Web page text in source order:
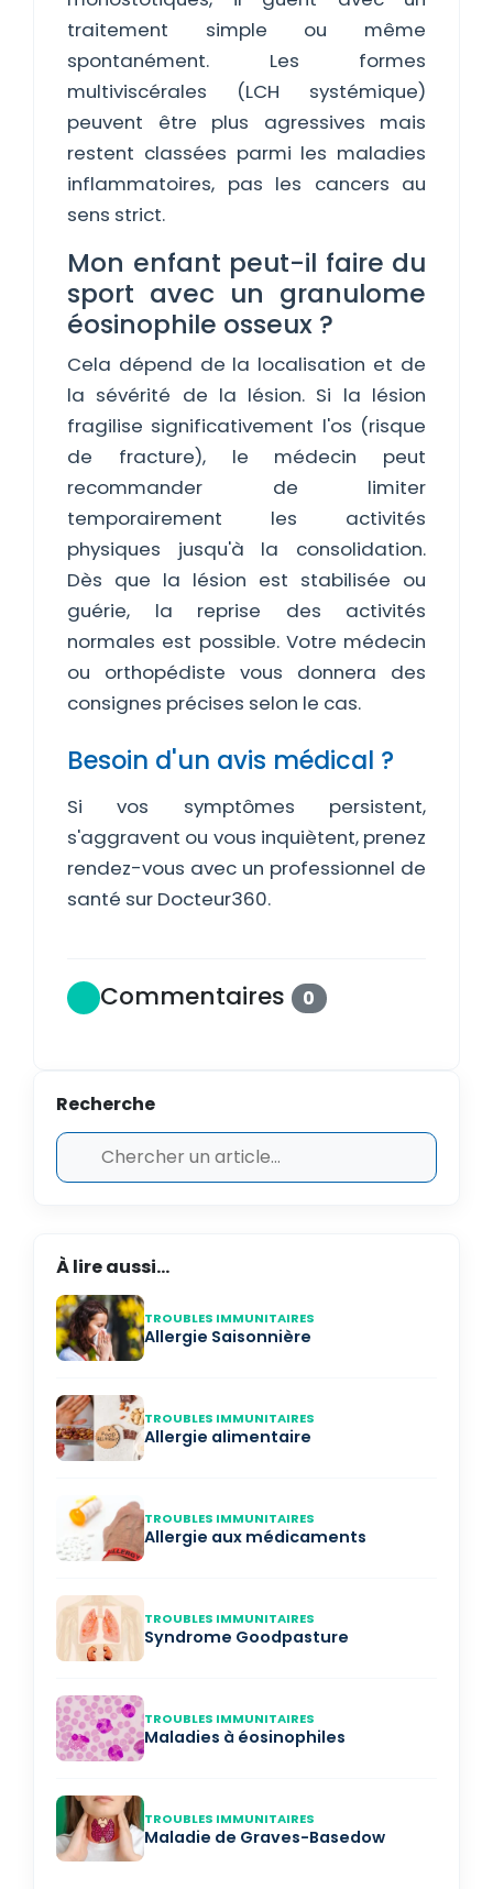
traitement simple ou même
spontanément. Les formes
multiviscérales (LCH systémique)
peuvent être plus agressives mais
restent classées parmi les maladies
inflammatoires, pas les cancers au
sens strict.
Mon enfant peut-il faire du
sport avec un granulome
éosinophile osseux ?
Cela dépend de la localisation et de
la sévérité de la lésion. Si la lésion
fragilise significativement l'os (risque
de fracture), le médecin peut
recommander de limiter
temporairement les activités
physiques jusqu'à la consolidation.
Dès que la lésion est stabilisée ou
guérie, la reprise des activités
normales est possible. Votre médecin
ou orthopédiste vous donnera des
consignes précises selon le cas.
Besoin d'un avis médical ?
Si vos symptômes persistent,
s'aggravent ou vous inquiètent, prenez
rendez-vous avec un professionnel de
santé sur Docteur360.
Commentaires 0
Recherche
À lire aussi...
TROUBLES IMMUNITAIRES
Allergie Saisonnière
TROUBLES IMMUNITAIRES
Allergie alimentaire
TROUBLES IMMUNITAIRES
Allergie aux médicaments
TROUBLES IMMUNITAIRES
Syndrome Goodpasture
TROUBLES IMMUNITAIRES
Maladies à éosinophiles
TROUBLES IMMUNITAIRES
Maladie de Graves-Basedow